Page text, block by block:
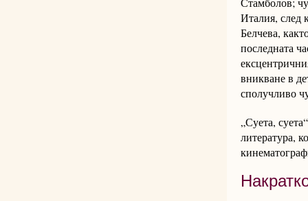
Италия, след
Белчева,
последната
вникване в
сполучливо
„Суета,
литература,